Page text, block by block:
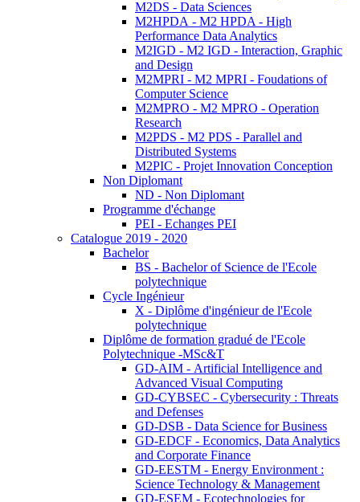
M2DS - Data Sciences
M2HPDA - M2 HPDA - High
Performance Data Analytics
M2IGD - M2 IGD - Interaction, Graphic
and Design
M2MPRI - M2 MPRI - Foudations of
Computer Science
M2MPRO - M2 MPRO - Operation
Research
M2PDS - M2 PDS - Parallel and
Distributed Systems
M2PIC - Projet Innovation Conception
Non Diplomant
ND - Non Diplomant
Programme d'échange
PEI - Echanges PEI
Catalogue 2019 - 2020
Bachelor
BS - Bachelor of Science de l'Ecole
polytechnique
Cycle Ingénieur
X - Diplôme d'ingénieur de l'Ecole
polytechnique
Diplôme de formation gradué de l'Ecole
Polytechnique -MSc&T
GD-AIM - Artificial Intelligence and
Advanced Visual Computing
GD-CYBSEC - Cybersecurity : Threats
and Defenses
GD-DSB - Data Science for Business
GD-EDCF - Economics, Data Analytics
and Corporate Finance
GD-EESTM - Energy Environment :
Science Technology & Management
GD-ESEM - Ecotechnologies for